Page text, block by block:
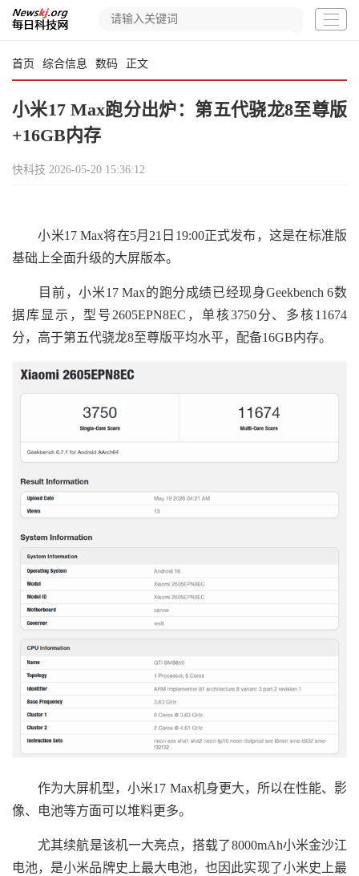
首页 综合信息 数码 正文
小米17 Max跑分出炉：第五代骁龙8至尊版
+16GB内存
快科技 2026-05-20 15:36:12
小米17 Max将在5月21日19:00正式发布，这是在标准版
基础上全面升级的大屏版本。
目前，小米17 Max的跑分成绩已经现身Geekbench 6数
据库显示，型号2605EPN8EC，单核3750分、多核11674
分，高于第五代骁龙8至尊版平均水平，配备16GB内存。
作为大屏机型，小米17 Max机身更大，所以在性能、影
像、电池等方面可以堆料更多。
尤其续航是该机一大亮点，搭载了8000mAh小米金沙江
电池，是小米品牌史上最大电池，也因此实现了小米史上最